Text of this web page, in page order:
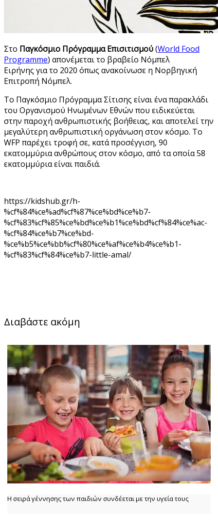
Στο Παγκόσμιο Πρόγραμμα Επισιτισμού(World Food
Programme) απονέμεται το βραβείο Νόμπελ
Ειρήνης για το 2020 όπως ανακοίνωσε η Νορβηγική
Επιτροπή Νόμπελ.
Το Παγκόσμιο Πρόγραμμα Σίτισης είναι ένα παρακλάδι
του Οργανισμού Ηνωμένων Εθνών που ειδικεύεται
στην παροχή ανθρωπιστικής βοήθειας, και αποτελεί την
μεγαλύτερη ανθρωπιστική οργάνωση στον κόσμο. Το
WFP παρέχει τροφή σε, κατά προσέγγιση, 90
εκατομμύρια ανθρώπους στον κόσμο, από τα οποία 58
εκατομμύρια είναι παιδιά.
https://kidshub.gr/h-
%cf%84%ce%ad%cf%87%ce%bd%ce%b7-
%cf%83%cf%85%ce%bd%ce%b1%ce%bd%cf%84%ce%ac-
%cf%84%ce%b7%ce%bd-
%ce%b5%ce%bb%cf%80%ce%af%ce%b4%ce%b1-
%cf%83%cf%84%ce%b7-little-amal/
Διαβάστε ακόμη
Η σειρά γέννησης των παιδιών συνδέεται με την υγεία τους